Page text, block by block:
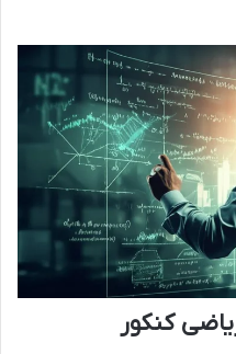
کنکور